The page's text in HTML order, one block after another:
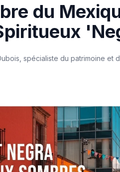
du
spécialiste du patrimoine et